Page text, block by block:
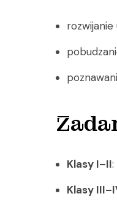
Klasy I–II
Klasy